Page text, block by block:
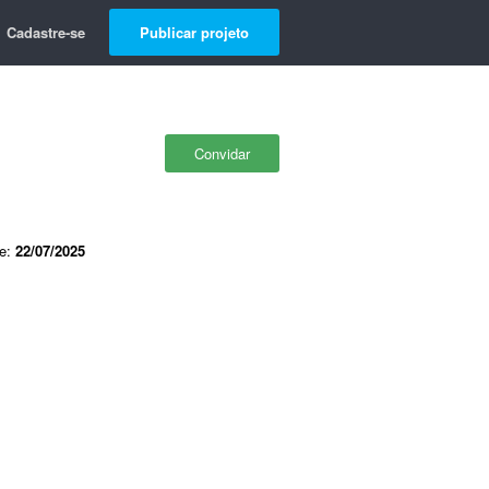
Cadastre-se Publicar projeto
Convidar
22/07/2025